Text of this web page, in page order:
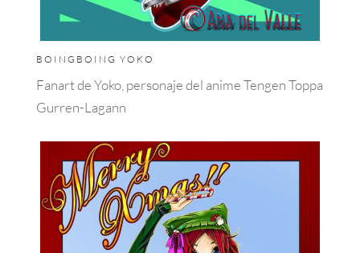
BOINGBOING YOKO
Fanart de Yoko, personaje del anime Tengen Toppa
Gurren-Lagann